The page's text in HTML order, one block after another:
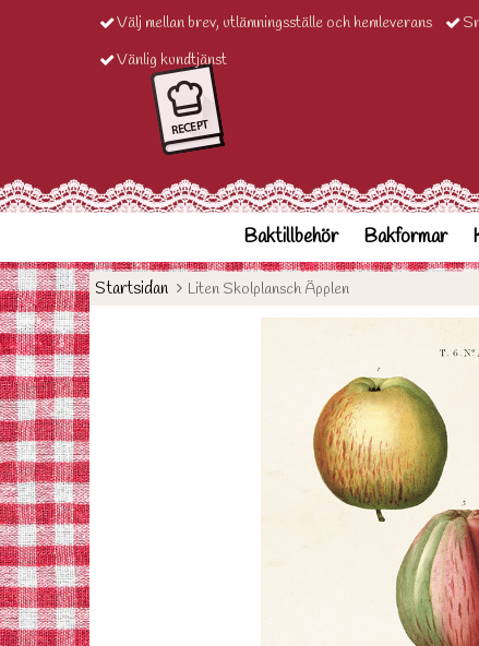
Välj mellan brev, utlämningsställe och hemleverans
Vänlig kundtjänst
Baktillbehör Bakformar
Startsidan Liten Skolplansch Äpplen